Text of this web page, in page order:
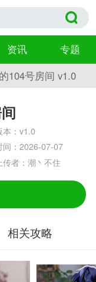
资讯
专题
104号房间 v1.0
本：v1.0
间：2026-07-07
传者：潮丶不住
相关攻略